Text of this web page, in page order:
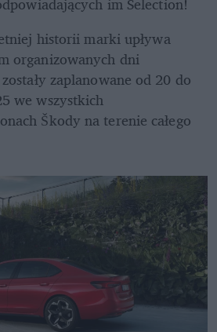
historii marki upływa
organizowanych dni
zaplanowane od 20 do
we wszystkich
Škody na terenie całego